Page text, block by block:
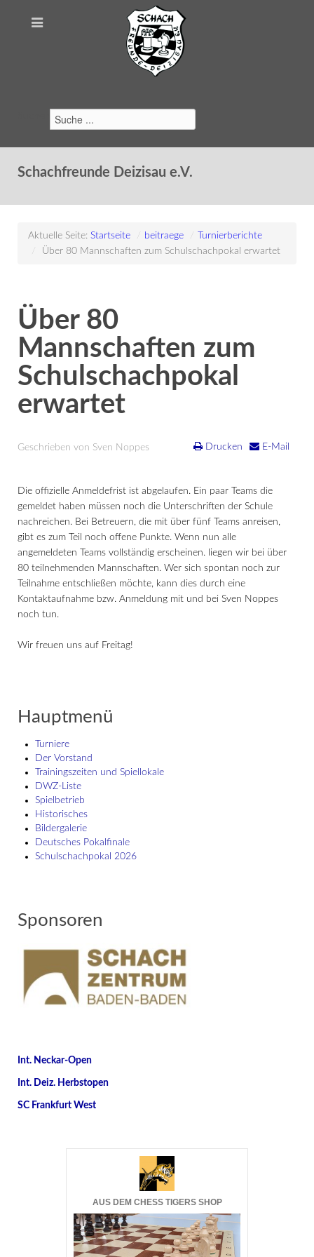
Schachfreunde Deizisau e.V.
Aktuelle Seite: Startseite / beitraege /
Turnierberichte
/
Über 80 Mannschaften zum Schulschachpokal erwartet
Über 80
Mannschaften zum
Schulschachpokal
erwartet
Drucken E-Mail
Geschrieben von Sven Noppes
Die offizielle Anmeldefrist ist abgelaufen. Ein paar Teams die
gemeldet haben müssen noch die Unterschriften der Schule
nachreichen. Bei Betreuern, die mit über fünf Teams anreisen,
gibt es zum Teil noch offene Punkte. Wenn nun alle
angemeldeten Teams vollständig erscheinen. liegen wir bei über
80 teilnehmenden Mannschaften. Wer sich spontan noch zur
Teilnahme entschließen möchte, kann dies durch eine
Kontaktaufnahme bzw. Anmeldung mit und bei Sven Noppes
noch tun.
Wir freuen uns auf Freitag!
Hauptmenü
Turniere
Der Vorstand
Trainingszeiten und Spiellokale
DWZ-Liste
Spielbetrieb
Historisches
Bildergalerie
Deutsches Pokalfinale
Schulschach­pokal 2026
Sponsoren
Int. Neckar-Open
Int. Deiz. Herbstopen
SC Frankfurt West
AUS DEM CHESS TIGERS SHOP